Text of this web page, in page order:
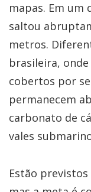
mapas. Em um
saltou
metros.
brasileira,
cobertos por
permanecem
carbonato de
vales
Estão